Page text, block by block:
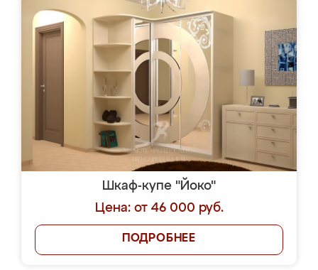
Шкаф-купе "Йоко"
Цена: от 46 000 руб.
ПОДРОБНЕЕ